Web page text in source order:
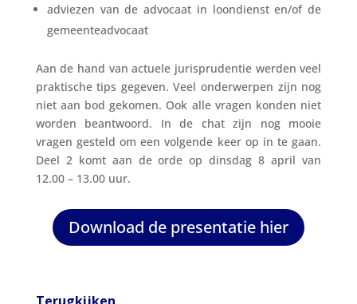
adviezen van de advocaat in loondienst en/of de
gemeenteadvocaat
Aan de hand van actuele jurisprudentie werden veel
praktische tips gegeven. Veel onderwerpen zijn nog
niet aan bod gekomen. Ook alle vragen konden niet
worden beantwoord. In de chat zijn nog mooie
vragen gesteld om een volgende keer op in te gaan.
Deel 2 komt aan de orde op dinsdag 8 april van
12.00 – 13.00 uur.
Download de presentatie hier